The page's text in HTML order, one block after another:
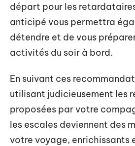
départ pour les
anticipé vous permettra
détendre et de vous
activités du soir à bord.
En suivant ces
utilisant judicieusement les
proposées par votre
les escales deviennent des
votre voyage, enrichissants